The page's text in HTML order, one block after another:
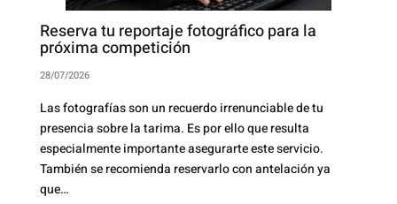
Reserva tu reportaje fotográfico para la
próxima competición
28/07/2026
Las fotografías son un recuerdo irrenunciable de tu
presencia sobre la tarima. Es por ello que resulta
especialmente importante asegurarte este servicio.
También se recomienda reservarlo con antelación ya
que…